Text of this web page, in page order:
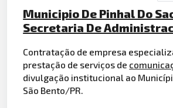
Municipio De Pinhal Do
Secretaria De
Contratação de empresa
prestação de serviços de
divulgação institucional ao
São Bento/PR.